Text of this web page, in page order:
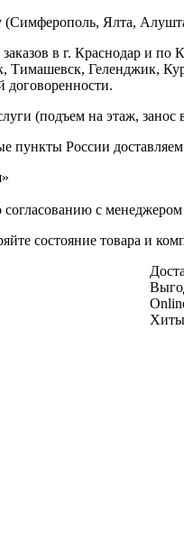
Ялта,
заказов в г. Краснодар и
Тимашевск, Геленджик,
договоренности.
(подъем на этаж, занос
пункты России
согласованию с менеджером
состояние товара и